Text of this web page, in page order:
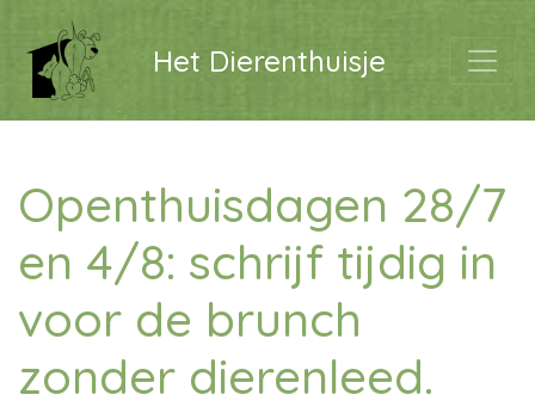
Het Dierenthuisje
Openthuisdagen 28/7
en 4/8: schrijf tijdig in
voor de brunch
zonder dierenleed.